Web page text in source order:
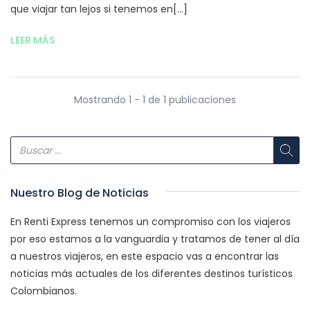
que viajar tan lejos si tenemos en[...]
LEER MÁS
Mostrando 1 - 1 de 1 publicaciones
Nuestro Blog de Noticias
En Renti Express tenemos un compromiso con los viajeros
por eso estamos a la vanguardia y tratamos de tener al día
a nuestros viajeros, en este espacio vas a encontrar las
noticias más actuales de los diferentes destinos turísticos
Colombianos.